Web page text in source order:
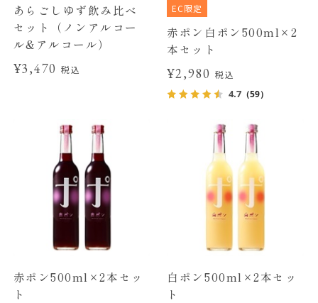
あらごしゆず飲み比べ
セット（ノンアルコー
ル&アルコール）
¥3,470税込
EC限定
赤ポン白ポン500ml×2
本セット
¥2,980 税込
4.7 （59）
赤ポン500ml×2本セッ
ト
白ポン500ml×2本セッ
ト